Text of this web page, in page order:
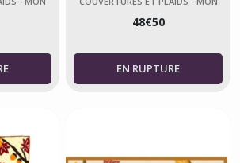
48€50